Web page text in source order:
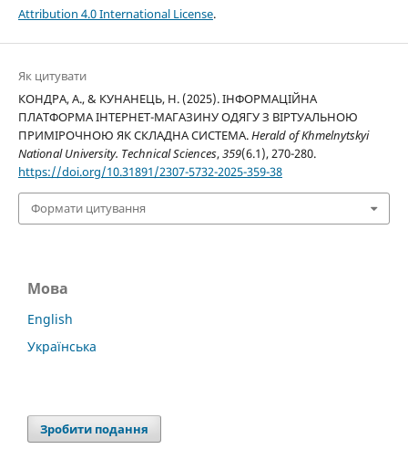
Attribution 4.0 International License.
Як цитувати
КОНДРА, А., & КУНАНЕЦЬ, Н. (2025). ІНФОРМАЦІЙНА
ПЛАТФОРМА ІНТЕРНЕТ-МАГАЗИНУ ОДЯГУ З ВІРТУАЛЬНОЮ
ПРИМІРОЧНОЮ ЯК СКЛАДНА СИСТЕМА.Herald of Khmelnytskyi
National University. Technical Sciences,359(6.1), 270-280.
https://doi.org/10.31891/2307-5732-2025-359-38
Формати цитування
Мова
English
Українська
Зробити подання